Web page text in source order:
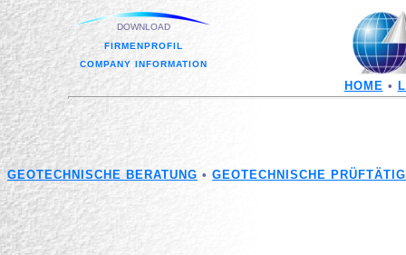
DOWNLOAD
FIRMENPROFIL
COMPANY INFORMATION
HOME •
GEOTECHNISCHE BERATUNG • GEOTECHNISCHE